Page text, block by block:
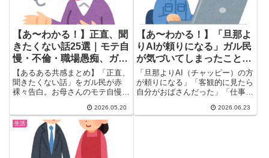
【あ〜わかる！】正直、聞
きたくない話25選｜モテ自
慢・不倫・職場愚痴、ガル
民のリアルな本音
【あるある共感まとめ】「正直、
聞きたくない話」をガル民が赤
裸々告白。お母さんのモテ自慢・
語り・愚痴の繰り返しまで、30
代〜50代女性が思わず頷く25選
をリアルな本音つきで紹介しま
2026.05.20
【あ〜わかる！】「旦那よ
りAIが頼りになる」ガル民
が気づいてしまったこと25
選｜老いと仕事の現実
「旦那よりAI（チャッピー）の方
が頼りになる」「客観的に見たら
自分がおばさんだった」「仕事の
が気づいてしまったこと25選。
2026.06.23
生活